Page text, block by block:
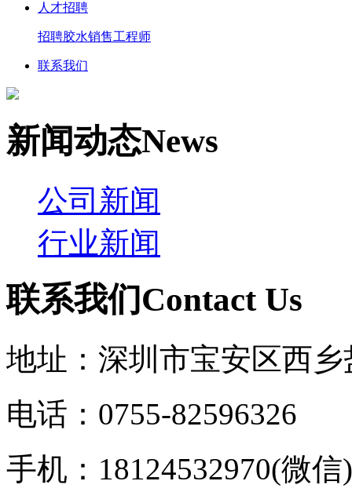
人才招聘
招聘胶水销售工程师
联系我们
新闻动态News
公司新闻
行业新闻
联系我们Contact Us
地址：深圳市宝安区西
电话：0755-82596326
手机：18124532970(微信)